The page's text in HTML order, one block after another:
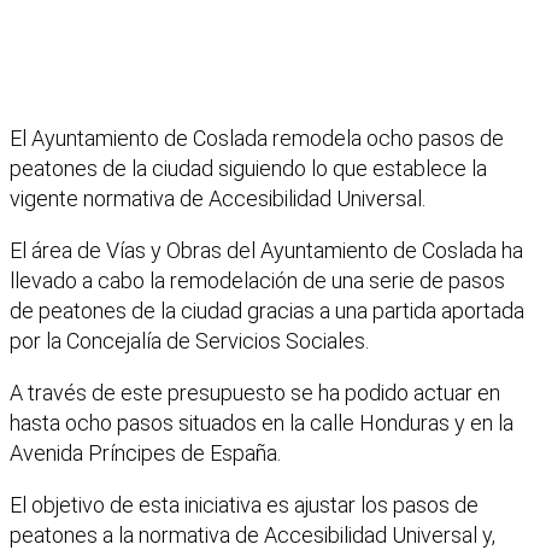
El Ayuntamiento de Coslada remodela ocho pasos de
peatones de la ciudad siguiendo lo que establece la
vigente normativa de Accesibilidad Universal.
El área de Vías y Obras del Ayuntamiento de Coslada ha
llevado a cabo la remodelación de una serie de pasos
de peatones de la ciudad gracias a una partida aportada
por la Concejalía de Servicios Sociales.
A través de este presupuesto se ha podido actuar en
hasta ocho pasos situados en la calle Honduras y en la
Avenida Príncipes de España.
El objetivo de esta iniciativa es ajustar los pasos de
peatones a la normativa de Accesibilidad Universal y,